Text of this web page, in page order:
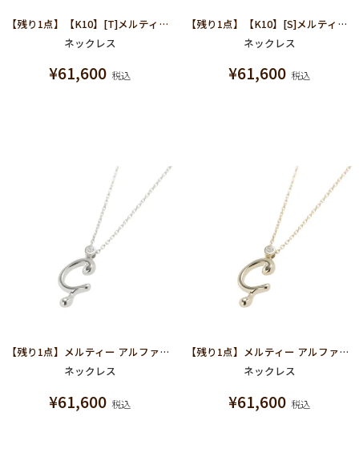
【残り1点】【K10】[T]メルティー アルファベット ネックレス (K10-ホワイトゴールド)
ネックレス
¥61,600 税込
【残り1点】【K10】[S]メルティー アルファベット ネックレス (K10-ホワイトゴールド)
ネックレス
¥61,600 税込
【残り1点】メルティー アルファベット [C] ネックレス (K10-ホワイトゴールド)
ネックレス
¥61,600 税込
【残り1点】メルティー アルファベット [C] ネックレス (K10-イエローゴールド)
ネックレス
¥61,600 税込